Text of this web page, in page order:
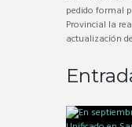
pedido formal
Provincial la
actualización